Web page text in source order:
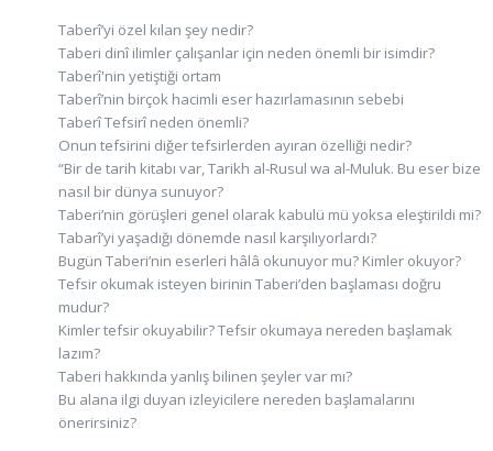
Taberî’yi özel kılan şey nedir?
Taberi dinî ilimler çalışanlar için neden önemli bir isimdir?
Taberî'nin yetiştiği ortam
Taberî’nin birçok hacimli eser hazırlamasının sebebi
Taberî Tefsirî neden önemli?
Onun tefsirini diğer tefsirlerden ayıran özelliği nedir?
“Bir de tarih kitabı var, Tarikh al-Rusul wa al-Muluk. Bu eser bize
nasıl bir dünya sunuyor?
Taberi’nin görüşleri genel olarak kabulü mü yoksa eleştirildi mi?
Tabarî’yi yaşadığı dönemde nasıl karşılıyorlardı?
Bugün Taberi’nin eserleri hâlâ okunuyor mu? Kimler okuyor?
Tefsir okumak isteyen birinin Taberi’den başlaması doğru
mudur?
Kimler tefsir okuyabilir? Tefsir okumaya nereden başlamak
lazım?
Taberi hakkında yanlış bilinen şeyler var mı?
Bu alana ilgi duyan izleyicilere nereden başlamalarını
önerirsiniz?